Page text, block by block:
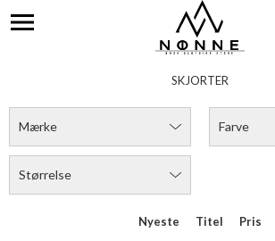
SKJORTER
Mærke Farve
Størrelse
Nyeste Titel Pris